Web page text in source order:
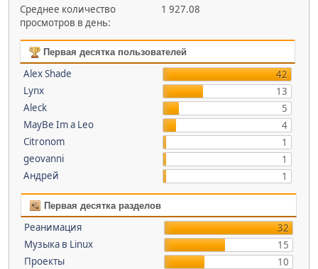
Среднее количество
просмотров в день:
1 927.08
Первая десятка пользователей
Alex Shade
42
Lynx
13
Aleck
5
MayBe Im a Leo
4
Citronom
1
geovanni
1
Андрей
1
Первая десятка разделов
Реанимация
32
Музыка в Linux
15
Проекты
10